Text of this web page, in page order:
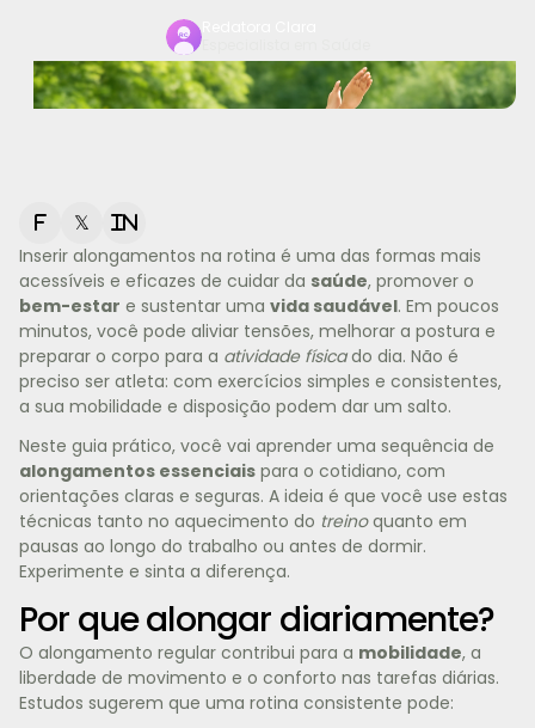
Especialista em Saúde
f 𝕏 in
Inserir alongamentos na rotina é uma das formas mais
acessíveis e eficazes de cuidar da saúde, promover o
bem-estar e sustentar uma vida saudável. Em poucos
minutos, você pode aliviar tensões, melhorar a postura e
preparar o corpo para a atividade físicado dia. Não é
preciso ser atleta: com exercícios simples e consistentes,
a sua mobilidade e disposição podem dar um salto.
Neste guia prático, você vai aprender uma sequência de
alongamentos essenciais para o cotidiano, com
orientações claras e seguras. A ideia é que você use estas
técnicas tanto no aquecimento do treinoquanto em
pausas ao longo do trabalho ou antes de dormir.
Experimente e sinta a diferença.
Por que alongar diariamente?
O alongamento regular contribui para a mobilidade, a
liberdade de movimento e o conforto nas tarefas diárias.
Estudos sugerem que uma rotina consistente pode: